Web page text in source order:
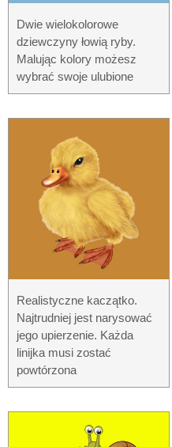
Dwie wielokolorowe
dziewczyny łowią ryby.
Malując kolory możesz
wybrać swoje ulubione
Realistyczne kaczątko.
Najtrudniej jest narysować
jego upierzenie. Każda
linijka musi zostać
powtórzona